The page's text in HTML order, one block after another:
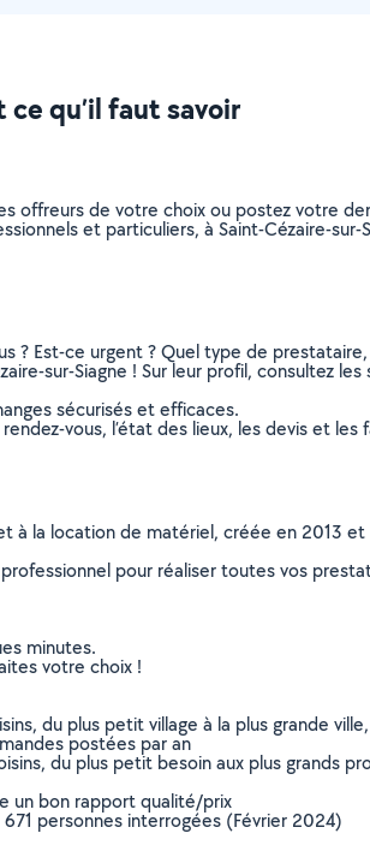
qu’il faut savoir
offreurs de votre choix ou postez votre
et particuliers, à Saint-Cézaire-
? Est-ce urgent ? Quel type de
sur-Siagne ! Sur leur profil, consultez
sécurisés et efficaces.
vous, l’état des lieux, les devis et
à la location de matériel, créée en 2013
pour réaliser toutes vos
minutes.
votre choix !
du plus petit village à la plus grande
postées par an
du plus petit besoin aux plus grands
un bon rapport qualité/prix
personnes interrogées (Février 2024)